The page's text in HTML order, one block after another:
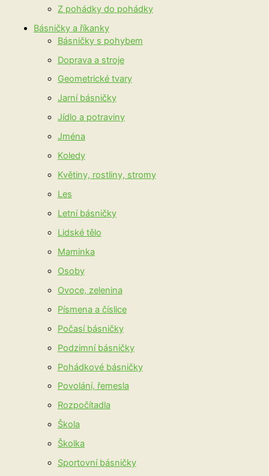
Z pohádky do pohádky
Básničky a říkanky
Básničky s pohybem
Doprava a stroje
Geometrické tvary
Jarní básničky
Jídlo a potraviny
Jména
Koledy
Květiny, rostliny, stromy
Les
Letní básničky
Lidské tělo
Maminka
Osoby
Ovoce, zelenina
Písmena a číslice
Počasí básničky
Podzimní básničky
Pohádkové básničky
Povolání, řemesla
Rozpočítadla
Škola
Školka
Sportovní básničky